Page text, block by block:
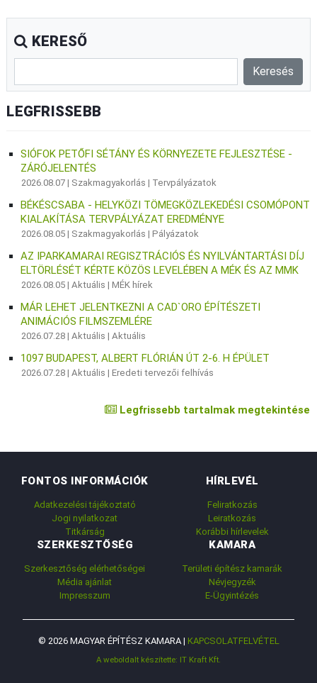
KERESŐ
LEGFRISSEBB
SIÓFOK PETŐFI SÉTÁNY ÉS KÖRNYEZETE FEJLESZTÉSE -
ZÁRÓJELENTÉS
2026.08.07 | Szakmagyakorlás | Tervpályázatok
BÉKÉSCSABA - HELYKÖZI TÖMEGKÖZLEKEDÉSI CSOMÓPONT
KIALAKÍTÁSA TERVPÁLYÁZAT EREDMÉNYE
2026.08.05 | Szakmagyakorlás |Pályázatok
AZ IPARKAMARAI REGISZTRÁCIÓS ÉS NYILVÁNTARTÁSI DÍJ
ELTÖRLÉSÉT KÉRTE KÖZÖS LEVELÉBEN A MÉK ÉS AZ MMK
2026.08.05 |Aktuális |MÉK hírek
MÁR LEHET JELENTKEZNI A CAD`ORO ÉPÍTÉSZETI
ANIMÁCIÓS FILMSZEMLÉRE
2026.07.28 |Aktuális |Aktuális
1097 BUDAPEST, ALBERT FLÓRIÁN ÚT 2-6. H ÉPÜLET
2026.07.28 |Aktuális |Eredeti tervezői felhívás
Legfrissebb tartalmak megtekintése
FONTOS INFORMÁCIÓK
Adatkezelési tájékoztató
Jogi nyilatkozat
Titkárság
HÍRLEVÉL
Feliratkozás
Leiratkozás
Korábbi hírlevelek
SZERKESZTŐSÉG
Szerkesztőség elérhetőségei
Média ajánlat
Impresszum
KAMARA
Területi építész kamarák
Névjegyzék
E-Ügyintézés
© 2026 MAGYAR ÉPÍTÉSZ KAMARA | KAPCSOLATFELVÉTEL
A weboldalt készítette: IT Kraft Kft.